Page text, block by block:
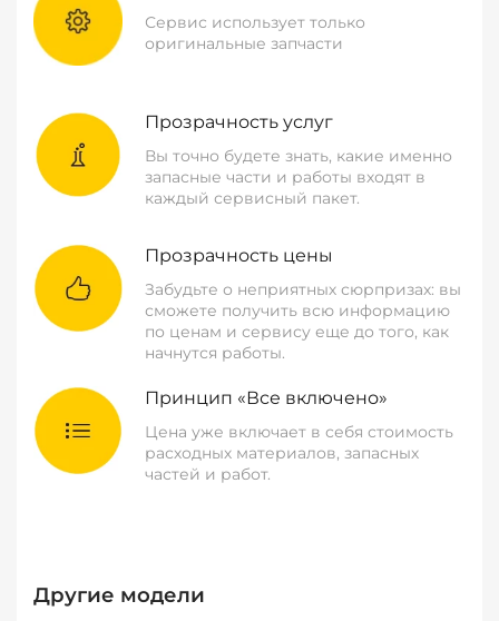
Сервис использует только
оригинальные запчасти
Прозрачность услуг
Вы точно будете знать, какие именно
запасные части и работы входят в
каждый сервисный пакет.
Прозрачность цены
Забудьте о неприятных сюрпризах: вы
сможете получить всю информацию
по ценам и сервису еще до того, как
начнутся работы.
Принцип «Все включено»
Цена уже включает в себя стоимость
расходных материалов, запасных
частей и работ.
Другие модели